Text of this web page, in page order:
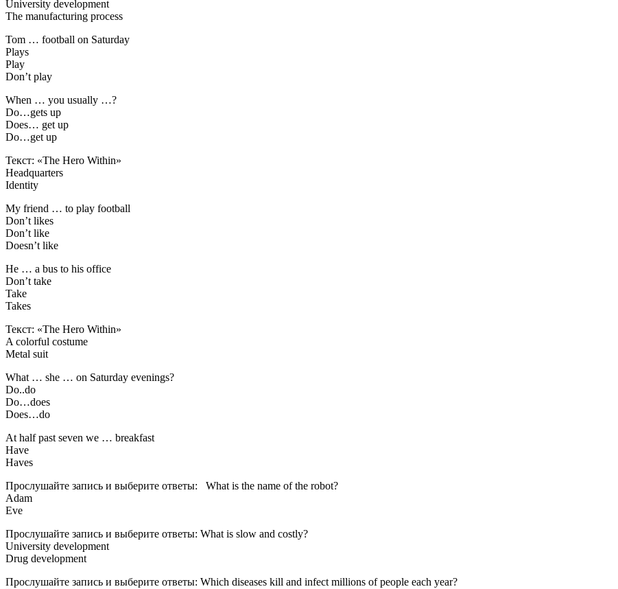
University development
The manufacturing process
Tom … football on Saturday
Plays
Play
Don’t play
When … you usually …?
Do…gets up
Does… get up
Do…get up
Текст: «The Hero Within»
Headquarters
Identity
My friend … to play football
Don’t likes
Don’t like
Doesn’t like
He … a bus to his office
Don’t take
Take
Takes
Текст: «The Hero Within»
A colorful costume
Metal suit
What … she … on Saturday evenings?
Do..do
Do…does
Does…do
At half past seven we … breakfast
Have
Haves
Прослушайте запись и выберите ответы: What is the name of the robot?
Adam
Eve
Прослушайте запись и выберите ответы: What is slow and costly?
University development
Drug development
Прослушайте запись и выберите ответы: Which diseases kill and infect millions of people each year?